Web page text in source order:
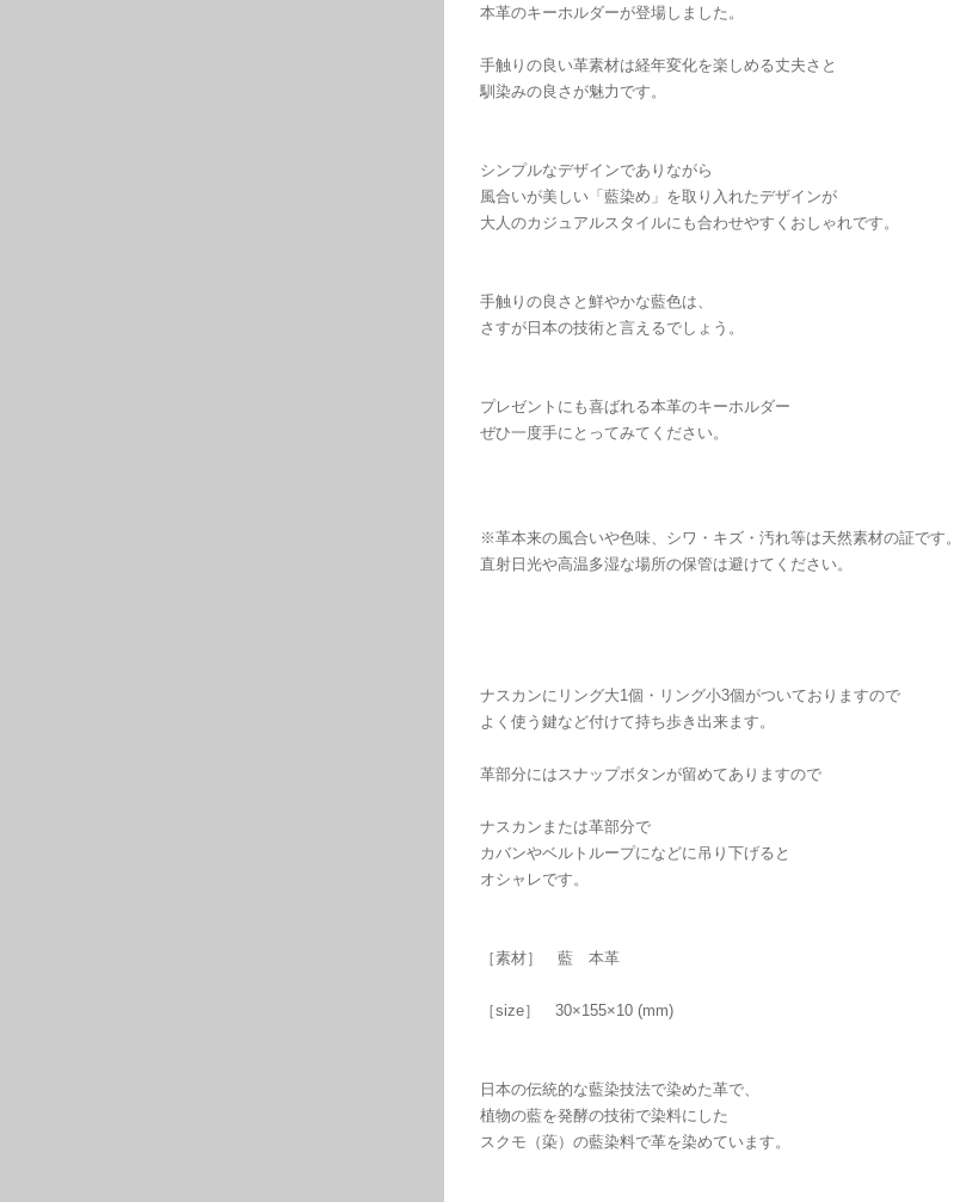
本革のキーホルダーが登場しました。
手触りの良い革素材は経年変化を楽しめる丈夫さと
馴染みの良さが魅力です。
シンプルなデザインでありながら
風合いが美しい「藍染め」を取り入れたデザインが
大人のカジュアルスタイルにも合わせやすくおしゃれです。
手触りの良さと鮮やかな藍色は、
さすが日本の技術と言えるでしょう。
プレゼントにも喜ばれる本革のキーホルダー
ぜひ一度手にとってみてください。
※革本来の風合いや色味、シワ・キズ・汚れ等は天然素材の証です。
直射日光や高温多湿な場所の保管は避けてください。
ナスカンにリング大1個・リング小3個がついておりますので
よく使う鍵など付けて持ち歩き出来ます。
革部分にはスナップボタンが留めてありますので
ナスカンまたは革部分で
カバンやベルトループになどに吊り下げると
オシャレです。
［素材］ 藍 本革
［size］ 30×155×10 (mm)
日本の伝統的な藍染技法で染めた革で、
植物の藍を発酵の技術で染料にした
スクモ（蒅）の藍染料で革を染めています。